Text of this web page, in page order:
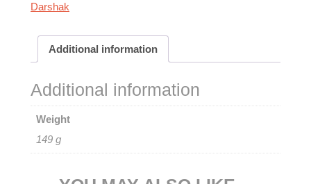
Darshak
Additional information
Additional information
Weight
149 g